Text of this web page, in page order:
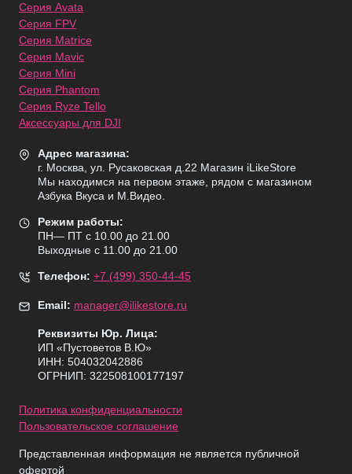
Серия Avata
Серия FPV
Серия Matrice
Серия Mavic
Серия Mini
Серия Phantom
Серия Ryze Tello
Аксессуары для DJI
Адрес магазина:
г. Москва, ул. Русаковская д.22 Магазин iLikeStore
Мы находимся на первом этаже, рядом с магазином
Азбука Вкуса и М.Видео.
Режим работы:
ПН— ПТ с 10.00 до 21.00
Выходные с 11.00 до 21.00
Телефон: +7 (499) 350-44-45
Email: manager@ilikestore.ru
Реквизиты Юр. Лица:
ИП «Пуcтоветов В.Ю»
ИНН: 504032042886
ОГРНИП: 322508100177197
Политика конфиденциальности
Пользовательское соглашение
Представленная информация не является публичной
офертой